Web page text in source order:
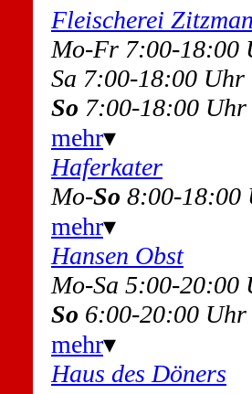
Fleischerei
Mo-Fr 7:00-
Sa 7:00-18:00
So 7:00-18:00 Uhr
mehr▾
Haferkater
Mo-So 8:00-18:00
mehr▾
Hansen Obst
Mo-Sa 5:00-
So 6:00-20:00 Uhr
mehr▾
Haus des Döners